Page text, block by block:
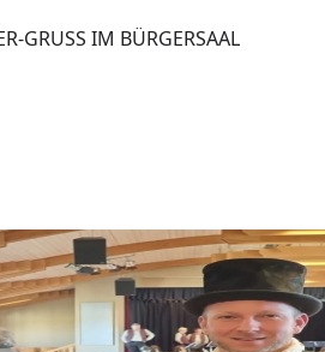
GRUSS IM BÜRGERSAAL